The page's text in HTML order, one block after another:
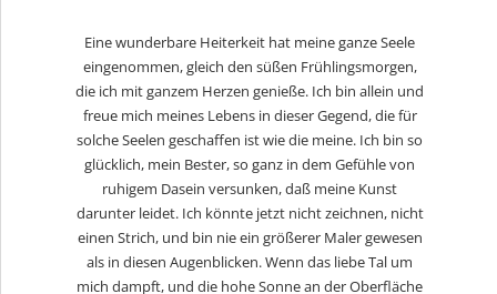
Eine wunderbare Heiterkeit hat meine ganze Seele
eingenommen, gleich den süßen Frühlingsmorgen,
die ich mit ganzem Herzen genieße. Ich bin allein und
freue mich meines Lebens in dieser Gegend, die für
solche Seelen geschaffen ist wie die meine. Ich bin so
glücklich, mein Bester, so ganz in dem Gefühle von
ruhigem Dasein versunken, daß meine Kunst
darunter leidet. Ich könnte jetzt nicht zeichnen, nicht
einen Strich, und bin nie ein größerer Maler gewesen
als in diesen Augenblicken. Wenn das liebe Tal um
mich dampft, und die hohe Sonne an der Oberfläche